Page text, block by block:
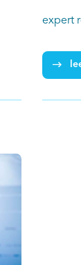
expert